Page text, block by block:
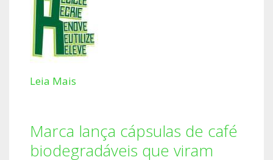
Leia Mais
Marca lança cápsulas de café
biodegradáveis que viram